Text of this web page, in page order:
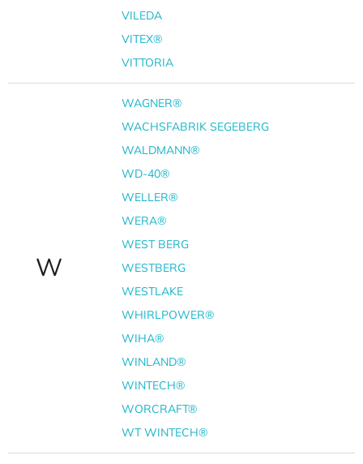
VILEDA
VITEX®
VITTORIA
W
WAGNER®
WACHSFABRIK SEGEBERG
WALDMANN®
WD-40®
WELLER®
WERA®
WEST BERG
WESTBERG
WESTLAKE
WHIRLPOWER®
WIHA®
WINLAND®
WINTECH®
WORCRAFT®
WT WINTECH®